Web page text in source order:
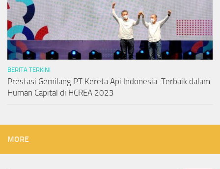
BERITA TERKINI
Prestasi Gemilang PT Kereta Api Indonesia: Terbaik dalam
Human Capital di HCREA 2023
MORE